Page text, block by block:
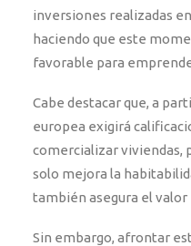
inversiones realizadas
haciendo que este
favorable para
Cabe destacar que, a
europea exigirá
comercializar viviendas,
solo mejora la
también asegura el
Sin embargo, afrontar